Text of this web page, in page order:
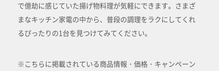
で億劫に感じていた揚げ物料理が気軽にできます。さまざ
まなキッチン家電の中から、普段の調理をラクにしてくれ
るぴったりの1台を見つけてみてください。
※こちらに掲載されている商品情報・価格・キャンペーン